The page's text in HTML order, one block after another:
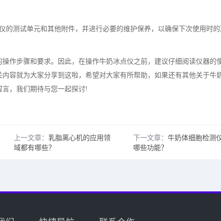
的测试单元和其他附件，并进行必要的维护保养，以确保下次使用时
步骤和要求。因此，在操作牛奶冰点仪之前，建议仔细阅读仪器的
容就为大家分享到这啦，希望对大家有所帮助，如果还有其他关于牛
，我们期待与您一起探讨!
上一文章：乳脂离心机的应用领
域都有哪些？
下一文章： 牛奶体细胞检测
哪些功能？